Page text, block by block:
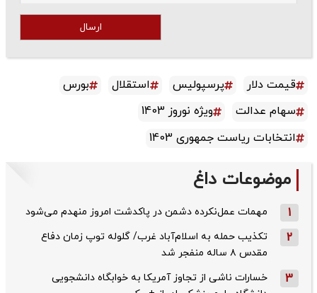
ارسال
قیمت دلار پرسپولیس استقلال
بورس
سهام عدالت
ویژه نوروز 1403
انتخابات ریاست جمهوری 1403
موضوعات داغ
1 مهمات عمل‌نکرده دشمن در پاکدشت امروز منهدم می‌شود
2
تکذیب حمله به اسلام‌آباد غرب/ گلوله توپ زمان دفاع
مقدس ۸ ساله منفجر شد
3
خسارات ناشی از تجاوز آمریکا به خوابگاه دانشجویی